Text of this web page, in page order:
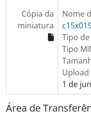
Cópia da
miniatura
Nome
Tipo
Tipo
1 de
Área de